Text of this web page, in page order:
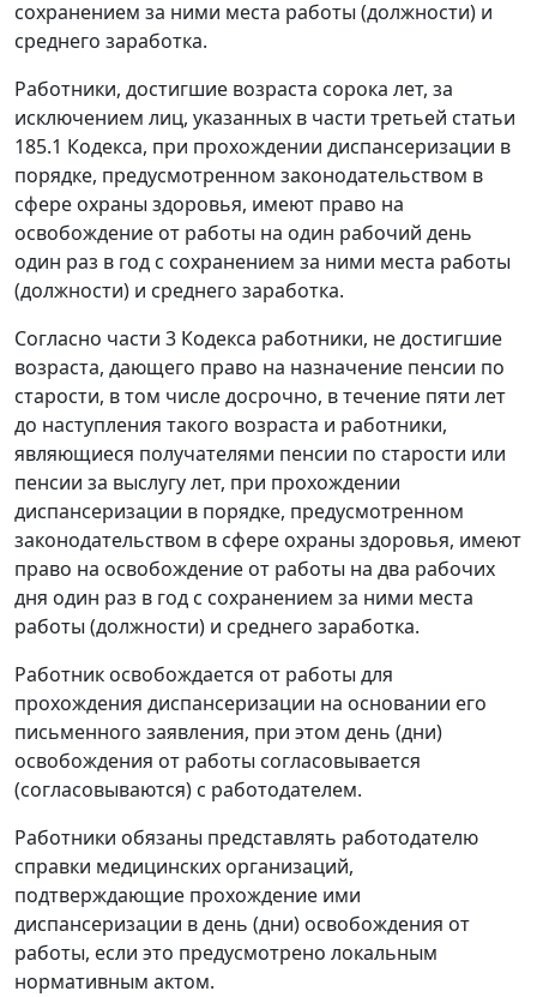
сохранением за ними места работы (должности) и
среднего заработка.
Работники, достигшие возраста сорока лет, за
исключением лиц, указанных в части третьей статьи
185.1 Кодекса, при прохождении диспансеризации в
порядке, предусмотренном законодательством в
сфере охраны здоровья, имеют право на
освобождение от работы на один рабочий день
один раз в год с сохранением за ними места работы
(должности) и среднего заработка.
Согласно части 3 Кодекса работники, не достигшие
возраста, дающего право на назначение пенсии по
старости, в том числе досрочно, в течение пяти лет
до наступления такого возраста и работники,
являющиеся получателями пенсии по старости или
пенсии за выслугу лет, при прохождении
диспансеризации в порядке, предусмотренном
законодательством в сфере охраны здоровья, имеют
право на освобождение от работы на два рабочих
дня один раз в год с сохранением за ними места
работы (должности) и среднего заработка.
Работник освобождается от работы для
прохождения диспансеризации на основании его
письменного заявления, при этом день (дни)
освобождения от работы согласовывается
(согласовываются) с работодателем.
Работники обязаны представлять работодателю
справки медицинских организаций,
подтверждающие прохождение ими
диспансеризации в день (дни) освобождения от
работы, если это предусмотрено локальным
нормативным актом.